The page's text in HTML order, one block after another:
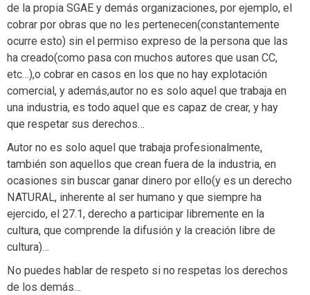
de la propia SGAE y demás organizaciones, por ejemplo, el
cobrar por obras que no les pertenecen(constantemente
ocurre esto) sin el permiso expreso de la persona que las
ha creado(como pasa con muchos autores que usan CC,
etc…),o cobrar en casos en los que no hay explotación
comercial, y además,autor no es solo aquel que trabaja en
una industria, es todo aquel que es capaz de crear, y hay
que respetar sus derechos…
Autor no es solo aquel que trabaja profesionalmente,
también son aquellos que crean fuera de la industria, en
ocasiones sin buscar ganar dinero por ello(y es un derecho
NATURAL, inherente al ser humano y que siempre ha
ejercido, el 27.1, derecho a participar libremente en la
cultura, que comprende la difusión y la creación libre de
cultura)…
No puedes hablar de respeto si no respetas los derechos
de los demás…